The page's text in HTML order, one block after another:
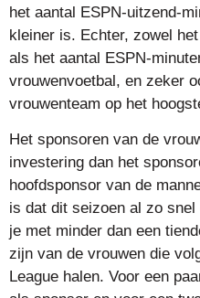
het aantal ESPN-uitzend-
kleiner is. Echter, zowel
als het aantal ESPN-
vrouwenvoetbal, en zeker
vrouwenteam op het
Het sponsoren van de
investering dan het
hoofdsponsor van de
is dat dit seizoen al zo
je met minder dan een
zijn van de vrouwen die
League halen. Voor een